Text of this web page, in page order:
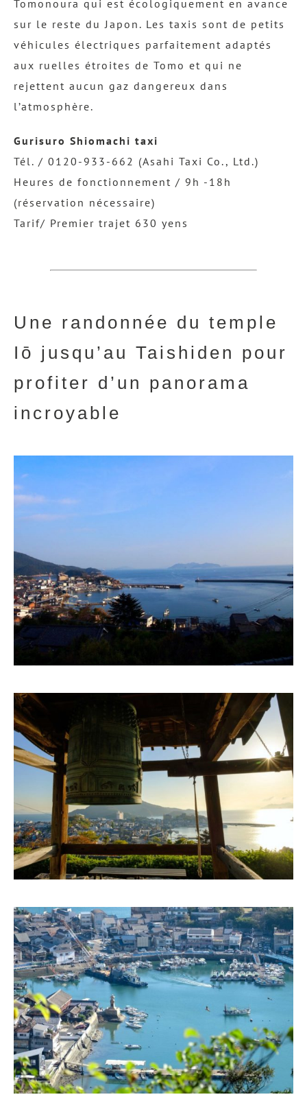
Tomonoura qui est écologiquement en avance
sur le reste du Japon. Les taxis sont de petits
véhicules électriques parfaitement adaptés
aux ruelles étroites de Tomo et qui ne
rejettent aucun gaz dangereux dans
l’atmosphère.
Gurisuro Shiomachi taxi
Tél. / 0120-933-662 (Asahi Taxi Co., Ltd.)
Heures de fonctionnement / 9h -18h
(réservation nécessaire)
Tarif/ Premier trajet 630 yens
Une randonnée du temple
Iō jusqu’au Taishiden pour
profiter d’un panorama
incroyable